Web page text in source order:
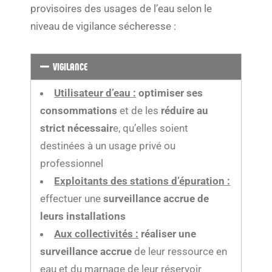
provisoires des usages de l’eau selon le
niveau de vigilance sécheresse :
VIGILANCE
Utilisateur d’eau : optimiser ses
consommations et de les réduire au
strict nécessaire, qu’elles soient
destinées à un usage privé ou
professionnel
Exploitants des stations d’épuration :
effectuer unesurveillance accrue de
leurs installations
Aux collectivités : réaliser une
surveillance accrue de leur ressource en
eau et du marnage de leur réservoir